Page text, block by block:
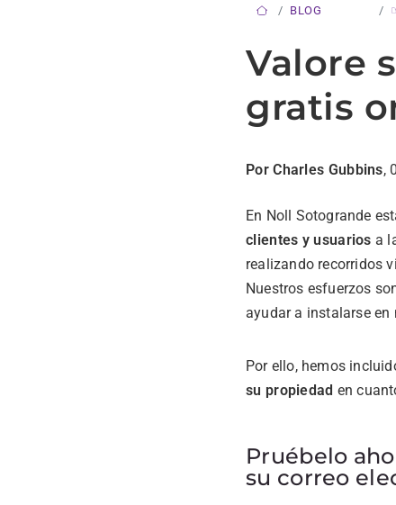
BLOG
Valore
gratis
Por Charles Gubbins,
En Noll Sotogrande
clientes y usuarios a
realizando recorridos
Nuestros esfuerzos
ayudar a instalarse en
Por ello, hemos
su propiedad en
Pruébelo
su correo